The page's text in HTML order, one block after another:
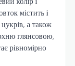
містить і
а також
глянсовою,
рівномірно